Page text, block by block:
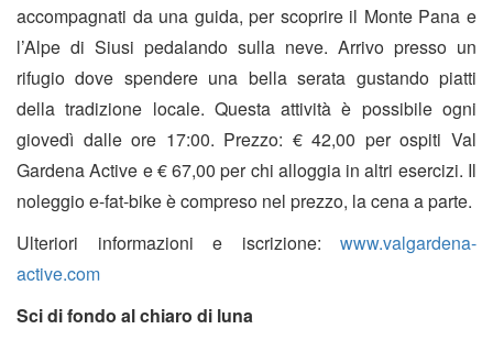
accompagnati da una guida, per scoprire il Monte Pana e
l’Alpe di Siusi pedalando sulla neve. Arrivo presso un
rifugio dove spendere una bella serata gustando piatti
della tradizione locale. Questa attività è possibile ogni
giovedì dalle ore 17:00. Prezzo: € 42,00 per ospiti Val
Gardena Active e € 67,00 per chi alloggia in altri esercizi. Il
noleggio e-fat-bike è compreso nel prezzo, la cena a parte.
Ulteriori informazioni e iscrizione: www.valgardena-
active.com
Sci di fondo al chiaro di luna